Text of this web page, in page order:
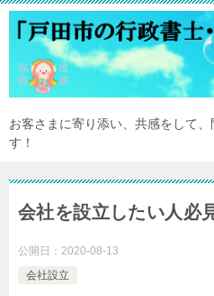
お客さまに寄り添い、共感をして
す！
会社を設立したい人必
公開日： 2020-08-13
会社設立